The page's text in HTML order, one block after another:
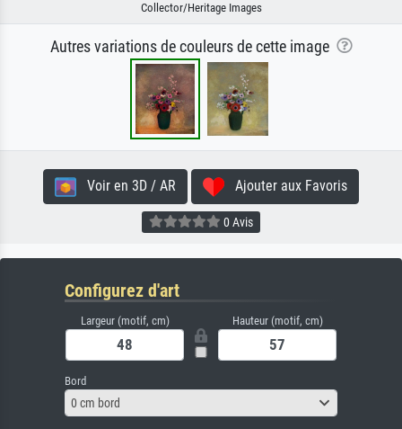
Collector/Heritage Images
Autres variations de couleurs de cette image
Voir en 3D / AR Ajouter aux Favoris
0 Avis
Configurez d'art
Largeur (motif, cm) Hauteur (motif, cm)
Bord
0 cm bord